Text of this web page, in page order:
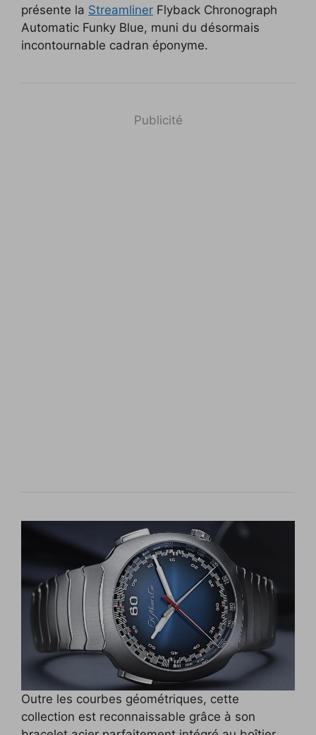
présente la Streamliner Flyback Chronograph
Automatic Funky Blue, muni du désormais
incontournable cadran éponyme.
Publicité
Outre les courbes géométriques, cette
collection est reconnaissable grâce à son